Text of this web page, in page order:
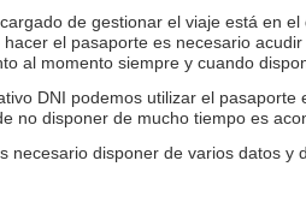
de gestionar el viaje está en
el pasaporte es necesario
al momento siempre y cuando
DNI podemos utilizar el
no disponer de mucho tiempo es
disponer de varios datos